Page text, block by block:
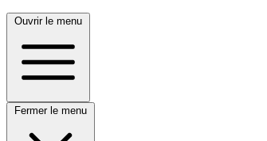
Ouvrir le menu
Fermer le menu